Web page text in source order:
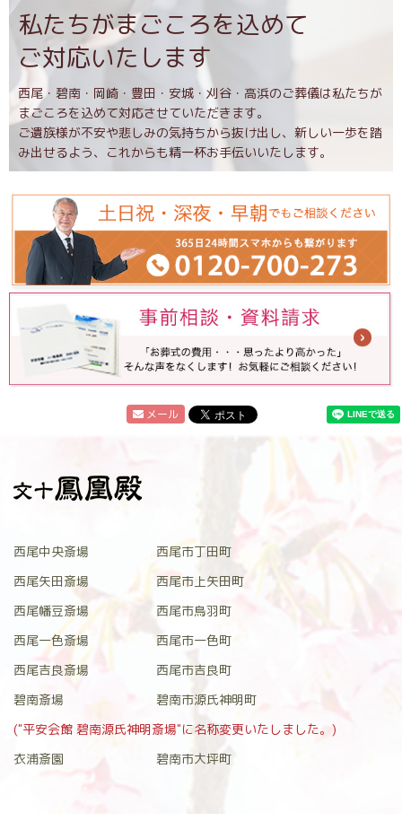
私たちがまごころを込めて
ご対応いたします
西尾・碧南・岡崎・豊田・安城・刈谷・高浜のご葬儀は私たちが
まごころを込めて対応させていただきます。
ご遺族様が不安や悲しみの気持ちから抜け出し、新しい一歩を踏
み出せるよう、これからも精一杯お手伝いいたします。
メール
西尾中央斎場
西尾市丁田町
西尾矢田斎場
西尾市上矢田町
西尾幡豆斎場
西尾市鳥羽町
西尾一色斎場
西尾市一色町
西尾吉良斎場
西尾市吉良町
碧南斎場
碧南市源氏神明町
("平安会館 碧南源氏神明斎場"に名称変更いたしました。)
衣浦斎園
碧南市大坪町